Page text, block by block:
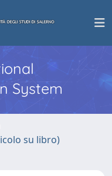
System
su libro)